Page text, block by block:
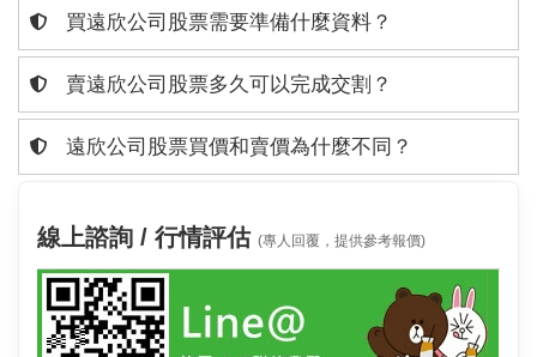
買遠欣公司股票需要準備什麼資料？
賣遠欣公司股票多久可以完成交割？
遠欣公司股票買價和賣價為什麼不同？
線上諮詢 / 行情評估 (專人回覆，提供參考報價)